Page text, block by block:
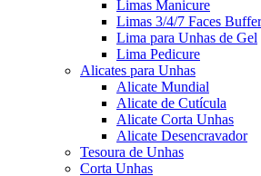
Limas Manicure
Limas 3/4/7 Faces
Lima para Unhas de Gel
Lima Pedicure
Alicates para Unhas
Alicate Mundial
Alicate de Cutícula
Alicate Corta Unhas
Alicate Desencravador
Tesoura de Unhas
Corta Unhas